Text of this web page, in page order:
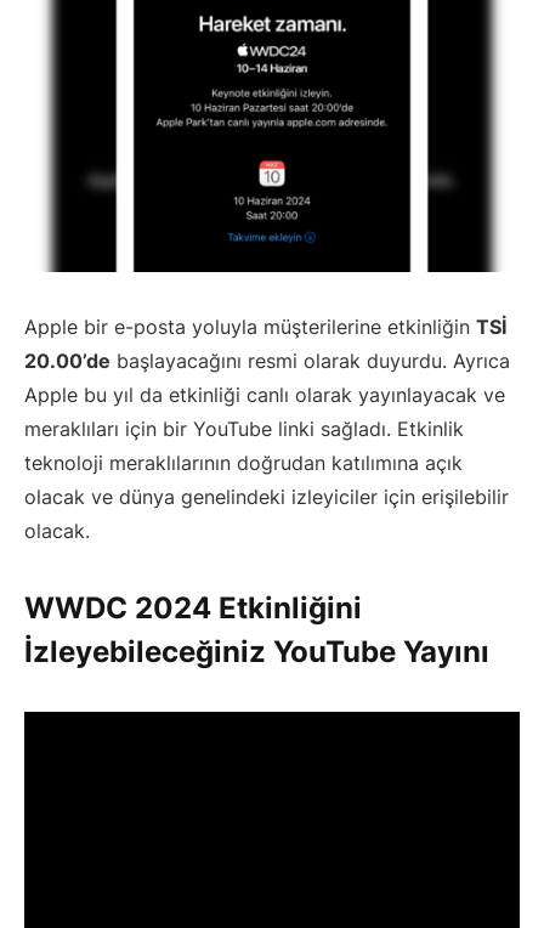
Apple bir e-posta yoluyla müşterilerine etkinliğin TSİ
20.00’de başlayacağını resmi olarak duyurdu. Ayrıca
Apple bu yıl da etkinliği canlı olarak yayınlayacak ve
meraklıları için bir YouTube linki sağladı. Etkinlik
teknoloji meraklılarının doğrudan katılımına açık
olacak ve dünya genelindeki izleyiciler için erişilebilir
olacak.
WWDC 2024 Etkinliğini
İzleyebileceğiniz YouTube Yayını